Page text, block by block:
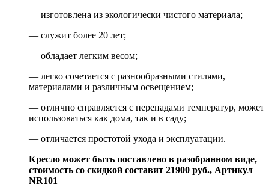
— изготовлена из экологически чистого материала;
— служит более 20 лет;
— обладает легким весом;
— легко сочетается с разнообразными стилями,
материалами и различным освещением;
— отлично справляется с перепадами температур, может
использоваться как дома, так и в саду;
— отличается простотой ухода и эксплуатации.
Кресло может быть поставлено в разобранном виде,
стоимость со скидкой составит 21900 руб., Артикул
NR101